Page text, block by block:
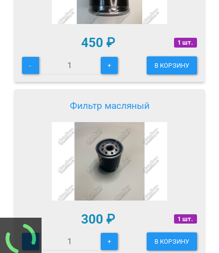
1 шт.
450 ₽
- + В КОРЗИНУ
Фильтр масляный
1 шт.
300 ₽
- + В КОРЗИНУ